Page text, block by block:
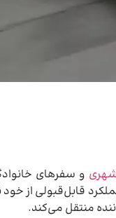
و سفرهای
عملکرد قابل‌قبولی از
منتقل می‌کند.